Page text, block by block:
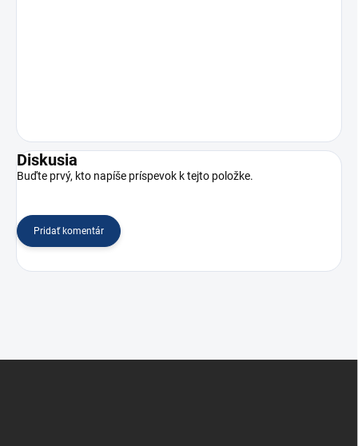
Diskusia
Buďte prvý, kto napíše príspevok k tejto položke.
Pridať komentár